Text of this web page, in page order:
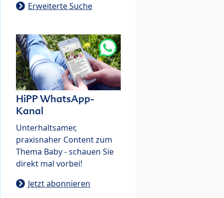
Erweiterte Suche
HiPP WhatsApp-
Kanal
Unterhaltsamer,
praxisnaher Content zum
Thema Baby - schauen Sie
direkt mal vorbei!
Jetzt abonnieren